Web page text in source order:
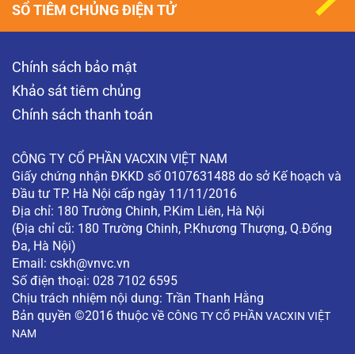
Chính sách bảo mật
Khảo sát tiêm chủng
Chính sách thanh toán
CÔNG TY CỔ PHẦN VACXIN VIỆT NAM
Giấy chứng nhận ĐKKD số 0107631488 do sở Kế hoạch và
Đầu tư TP. Hà Nội cấp ngày 11/11/2016
Địa chỉ: 180 Trường Chinh, P.Kim Liên, Hà Nội
(Địa chỉ cũ: 180 Trường Chinh, P.Khương Thượng, Q.Đống
Đa, Hà Nội)
Email: cskh@vnvc.vn
Số điện thoại: 028 7102 6595
Chịu trách nhiệm nội dung: Trần Thanh Hằng
Bản quyền ©2016 thuộc về CÔNG TY CỔ PHẦN VACXIN VIỆT
NAM
SỔ TIÊM CHỦNG ĐIỆN TỬ